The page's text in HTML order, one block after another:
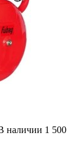
наличии 1 500